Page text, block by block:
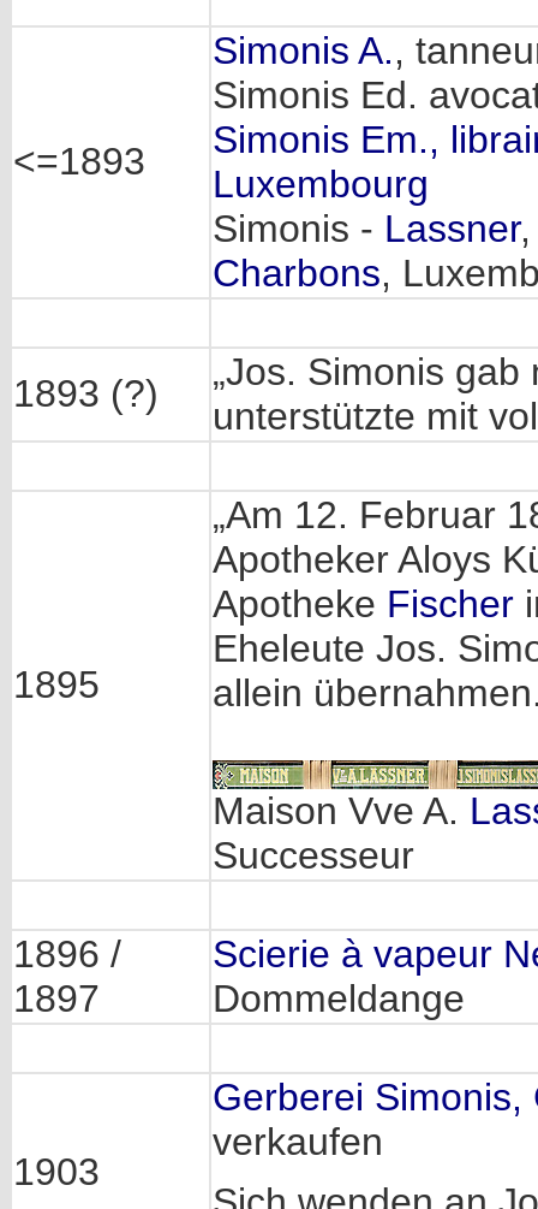
<=1893
Simonis A.,
Simonis Ed.
Simonis Em.,
Luxembourg
Simonis - Lassner
Charbons,
1893 (?)
„Jos. Simonis
unterstützte mit
1895
„Am 12. Februar
Apotheker Aloys
Apotheke Fischer
Eheleute Jos.
allein
Maison Vve A.
Successeur
1896 /
1897
Scierie à vapeur
Dommeldange
1903
Gerberei
verkaufen